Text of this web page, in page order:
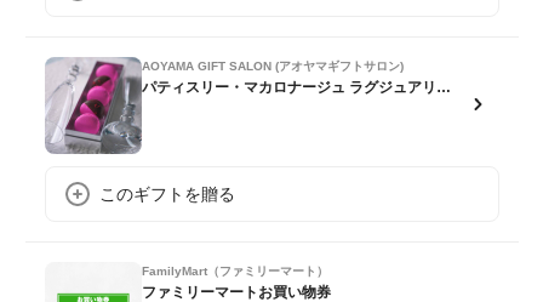
AOYAMA GIFT SALON (アオヤマギフトサロン)
パティスリー・マカロナージュ ラグジュアリー・シャンパンマカロン 5個
このギフトを贈る
FamilyMart（ファミリーマート）
ファミリーマートお買い物券